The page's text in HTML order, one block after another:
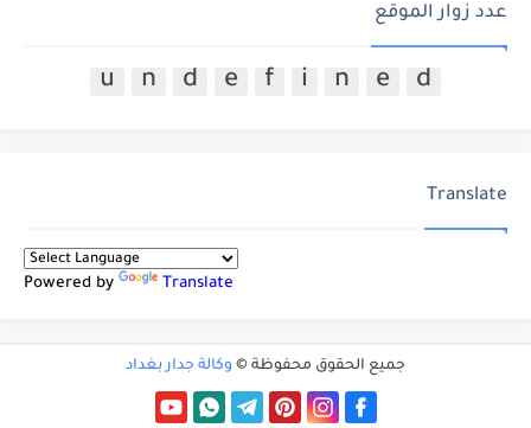
عدد زوار الموقع
u n d e f i n e d
Translate
Powered by Translate
جميع الحقوق محفوظة © وكالة جدار بغداد